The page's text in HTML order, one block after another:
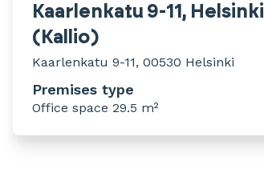
Kaarlenkatu 9-11, Helsinki
(Kallio)
Kaarlenkatu 9-11, 00530 Helsinki
Premises type
Office space 29.5 m²